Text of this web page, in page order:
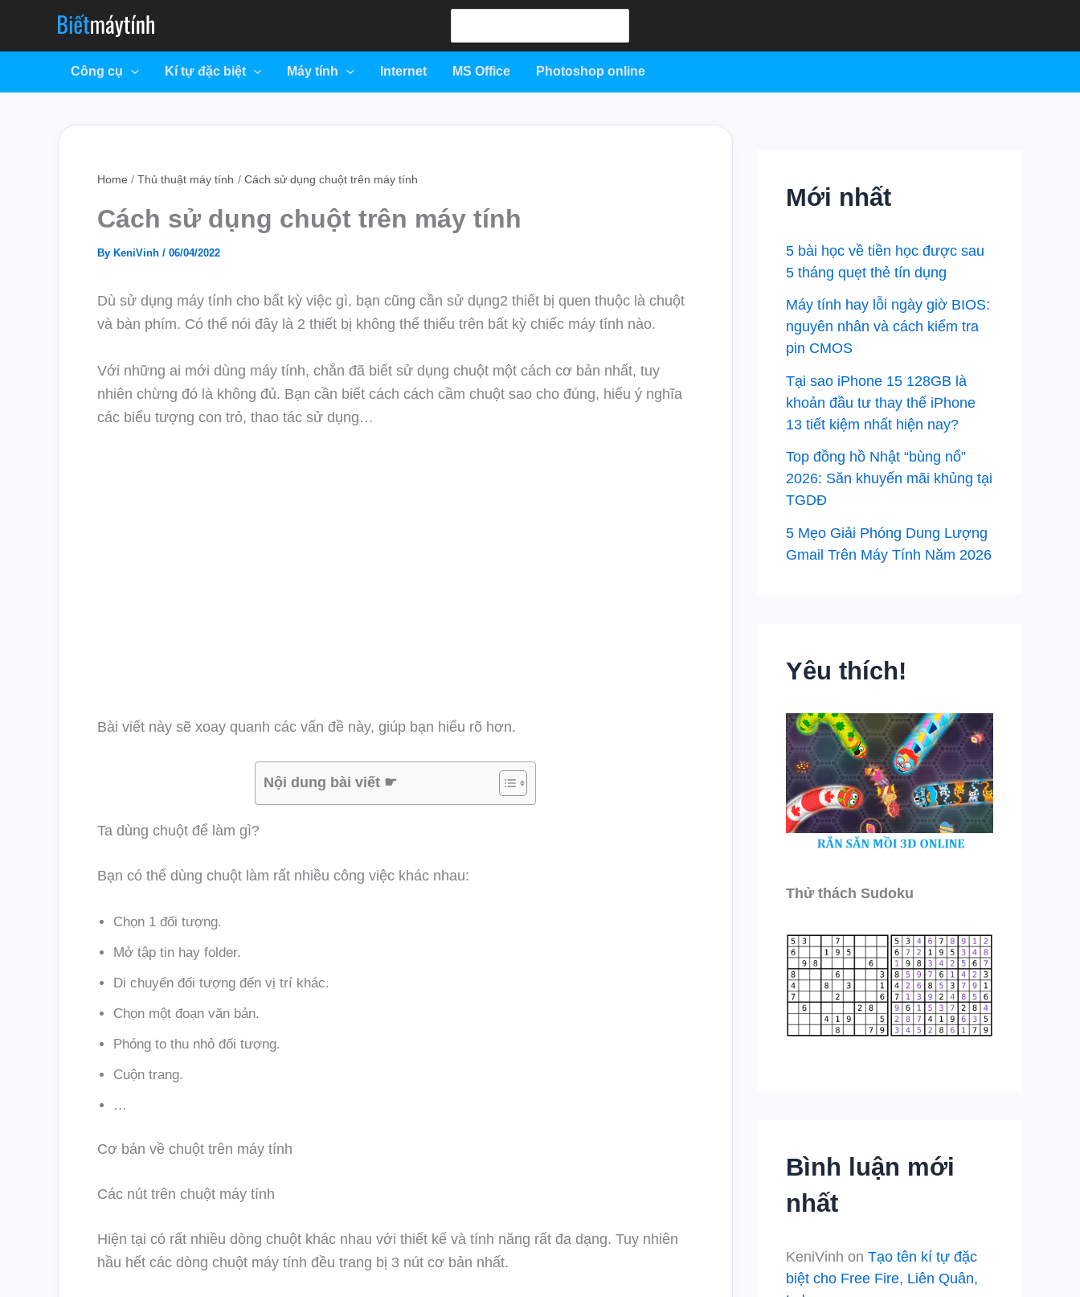
Công cụ Kí tự đặc biệt Máy tính Internet MS Office Photoshop online
Home Thủ thuật máy tính Cách sử dụng chuột trên máy tính
Cách sử dụng chuột trên máy tính
By KeniVinh / 06/04/2022
Dù sử dụng máy tính cho bất kỳ việc gì, bạn cũng cần sử dụng2 thiết bị quen thuộc là chuột
và bàn phím. Có thể nói đây là 2 thiết bị không thể thiếu trên bất kỳ chiếc máy tính nào.
Với những ai mới dùng máy tính, chắn đã biết sử dụng chuột một cách cơ bản nhất, tuy
nhiên chừng đó là không đủ. Bạn cần biết cách cách cầm chuột sao cho đúng, hiểu ý nghĩa
các biểu tượng con trỏ, thao tác sử dụng…
Bài viết này sẽ xoay quanh các vấn đề này, giúp bạn hiểu rõ hơn.
Nội dung bài viết ☛
Ta dùng chuột để làm gì?
Bạn có thể dùng chuột làm rất nhiều công việc khác nhau:
Chọn 1 đối tượng.
Mở tập tin hay folder.
Di chuyển đối tượng đến vị trí khác.
Chọn một đoạn văn bản.
Phóng to thu nhỏ đối tượng.
Cuộn trang.
…
Cơ bản về chuột trên máy tính
Các nút trên chuột máy tính
Hiện tại có rất nhiều dòng chuột khác nhau với thiết kế và tính năng rất đa dạng. Tuy nhiên
hầu hết các dòng chuột máy tính đều trang bị 3 nút cơ bản nhất.
Mới nhất
5 bài học về tiền học được sau
5 tháng quẹt thẻ tín dụng
Máy tính hay lỗi ngày giờ BIOS:
nguyên nhân và cách kiểm tra
pin CMOS
Tại sao iPhone 15 128GB là
khoản đầu tư thay thế iPhone
13 tiết kiệm nhất hiện nay?
Top đồng hồ Nhật “bùng nổ”
2026: Săn khuyến mãi khủng tại
TGDĐ
5 Mẹo Giải Phóng Dung Lượng
Gmail Trên Máy Tính Năm 2026
Yêu thích!
Thử thách Sudoku
Bình luận mới
nhất
KeniVinh on Tạo tên kí tự đặc
biệt cho Free Fire, Liên Quân,